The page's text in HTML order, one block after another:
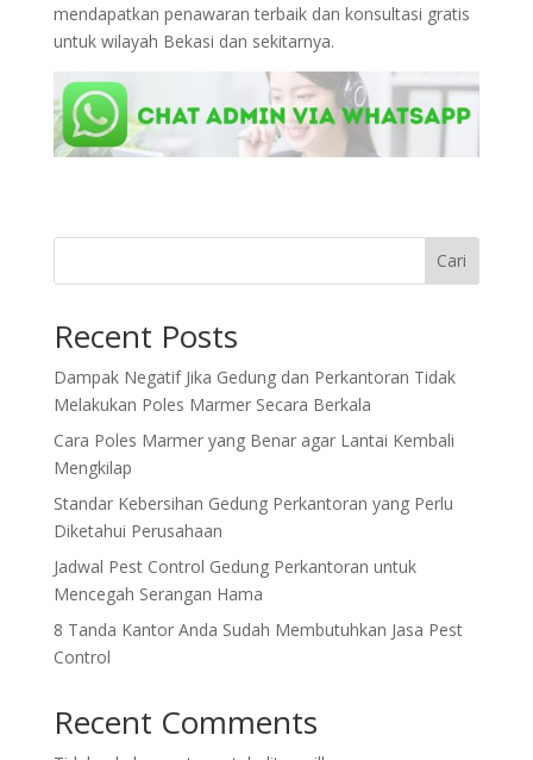
mendapatkan penawaran terbaik dan konsultasi gratis
untuk wilayah Bekasi dan sekitarnya.
Cari
Recent Posts
Dampak Negatif Jika Gedung dan Perkantoran Tidak
Melakukan Poles Marmer Secara Berkala
Cara Poles Marmer yang Benar agar Lantai Kembali
Mengkilap
Standar Kebersihan Gedung Perkantoran yang Perlu
Diketahui Perusahaan
Jadwal Pest Control Gedung Perkantoran untuk
Mencegah Serangan Hama
8 Tanda Kantor Anda Sudah Membutuhkan Jasa Pest
Control
Recent Comments